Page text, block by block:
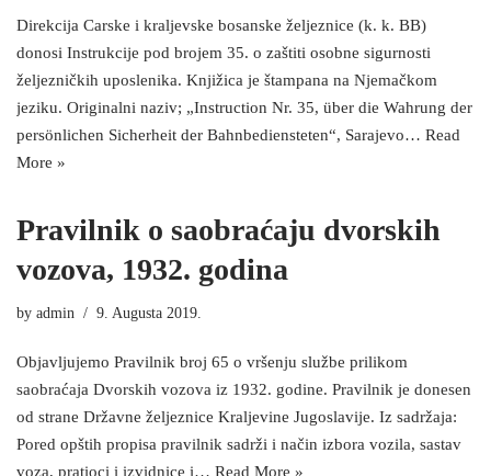
Direkcija Carske i kraljevske bosanske željeznice (k. k. BB)
donosi Instrukcije pod brojem 35. o zaštiti osobne sigurnosti
željezničkih uposlenika. Knjižica je štampana na Njemačkom
jeziku. Originalni naziv; „Instruction Nr. 35, über die Wahrung der
persönlichen Sicherheit der Bahnbediensteten“, Sarajevo… Read
More »
Pravilnik o saobraćaju dvorskih
vozova, 1932. godina
by admin 9. Augusta 2019.
Objavljujemo Pravilnik broj 65 o vršenju službe prilikom
saobraćaja Dvorskih vozova iz 1932. godine. Pravilnik je donesen
od strane Državne željeznice Kraljevine Jugoslavije. Iz sadržaja:
Pored opštih propisa pravilnik sadrži i način izbora vozila, sastav
voza, pratioci i izvidnice i… Read More »